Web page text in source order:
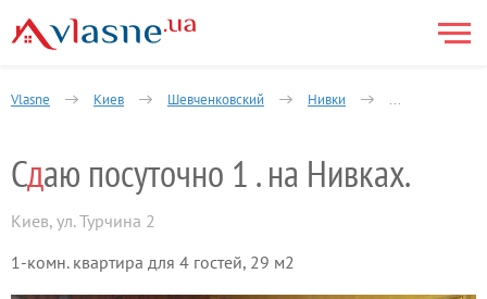
Vlasne Киев Шевченковский Нивки 1-комнатная
Сдаю посуточно 1 . на Нивках.
Киев, ул. Турчина 2
1-комн. квартира для 4 гостей, 29 м2